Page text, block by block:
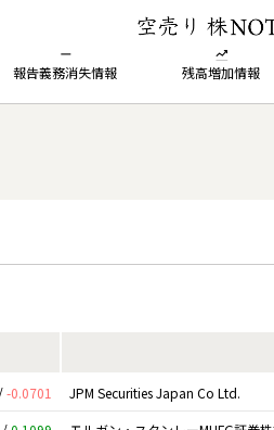
報告義務消失情報 残高増加情報
-0.0701 JPM Securities Japan Co Ltd.